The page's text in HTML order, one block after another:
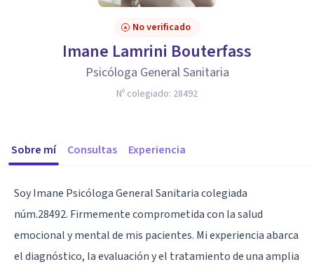
No verificado
Imane Lamrini Bouterfass
Psicóloga General Sanitaria
Nº colegiado: 28492
Sobre mí Consultas Experiencia
Soy Imane Psicóloga General Sanitaria colegiada
núm.28492. Firmemente comprometida con la salud
emocional y mental de mis pacientes. Mi experiencia abarca
el diagnóstico, la evaluación y el tratamiento de una amplia